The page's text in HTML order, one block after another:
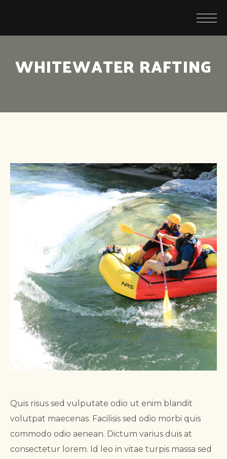
WHITEWATER RAFTING
Quis risus sed vulputate odio ut enim blandit
volutpat maecenas. Facilisis sed odio morbi quis
commodo odio aenean. Dictum varius duis at
consectetur lorem. Id leo in vitae turpis massa sed